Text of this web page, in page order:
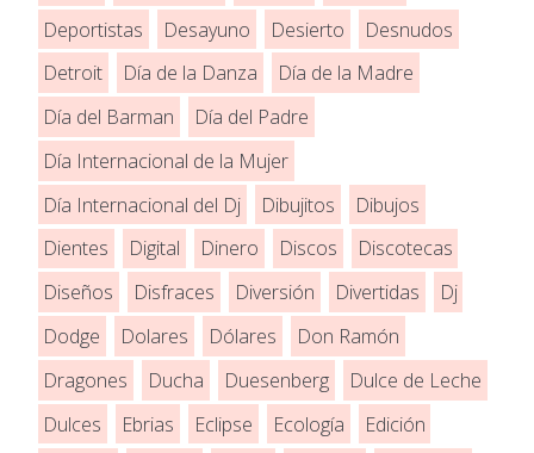
Deportistas
Desayuno Desierto
Desnudos
Detroit
Día de la Danza
Día de la Madre
Día del Barman
Día del Padre
Día Internacional de la Mujer
Día Internacional del Dj
Dibujitos
Dibujos
Dientes
Digital Dinero Discos
Discotecas
Diseños
Disfraces Diversión Divertidas
Dj
Dodge
Dolares Dólares
Don Ramón
Dragones
Ducha Duesenberg
Dulce de Leche
Dulces
Ebrias Eclipse Ecología
Edición